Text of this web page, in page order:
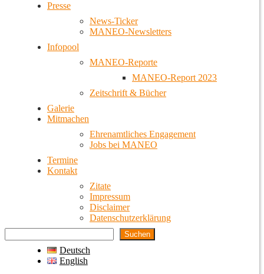
Presse
News-Ticker
MANEO-Newsletters
Infopool
MANEO-Reporte
MANEO-Report 2023
Zeitschrift & Bücher
Galerie
Mitmachen
Ehrenamtliches Engagement
Jobs bei MANEO
Termine
Kontakt
Zitate
Impressum
Disclaimer
Datenschutzerklärung
Suchen
Deutsch
English